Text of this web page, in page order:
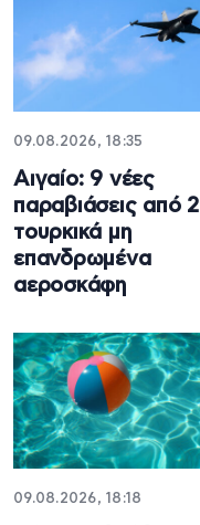
09.08.2026, 18:35
Αιγαίο: 9 νέες
παραβιάσεις από 2
τουρκικά μη
επανδρωμένα
αεροσκάφη
09.08.2026, 18:18